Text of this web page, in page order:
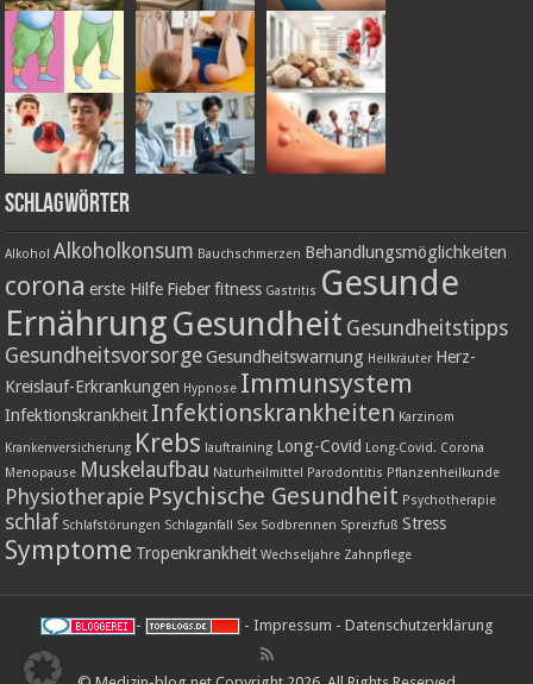
Schlagwörter
Alkohol Alkoholkonsum Bauchschmerzen Behandlungsmöglichkeiten
corona erste Hilfe Fieber fitness Gastritis Gesunde
ErnährungGesundheit Gesundheitstipps
Gesundheitsvorsorge Gesundheitswarnung Heilkräuter Herz-
Kreislauf-Erkrankungen Hypnose Immunsystem
Infektionskrankheit Infektionskrankheiten Karzinom
Krankenversicherung Krebs lauftraining Long-Covid Long-Covid. Corona
Menopause Muskelaufbau Naturheilmittel Parodontitis Pflanzenheilkunde
Physiotherapie Psychische Gesundheit Psychotherapie
schlaf Schlafstörungen Schlaganfall Sex Sodbrennen Spreizfuß Stress
Symptome Tropenkrankheit Wechseljahre Zahnpflege
- - Impressum - Datenschutzerklärung